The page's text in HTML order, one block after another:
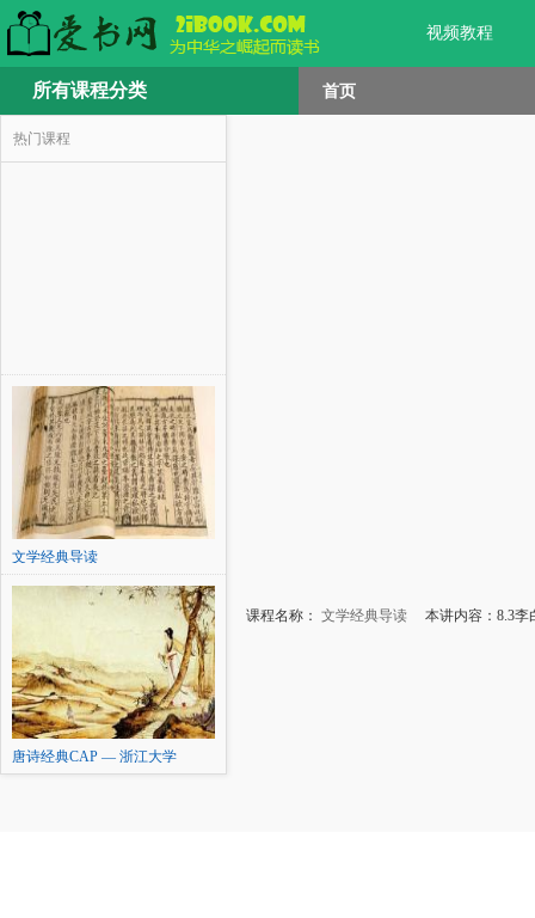
视频教程
所有课程分类 首页
热门课程
文学经典导读
唐诗经典CAP — 浙江大学
课程名称： 文学经典导读 本讲内容：8.3李